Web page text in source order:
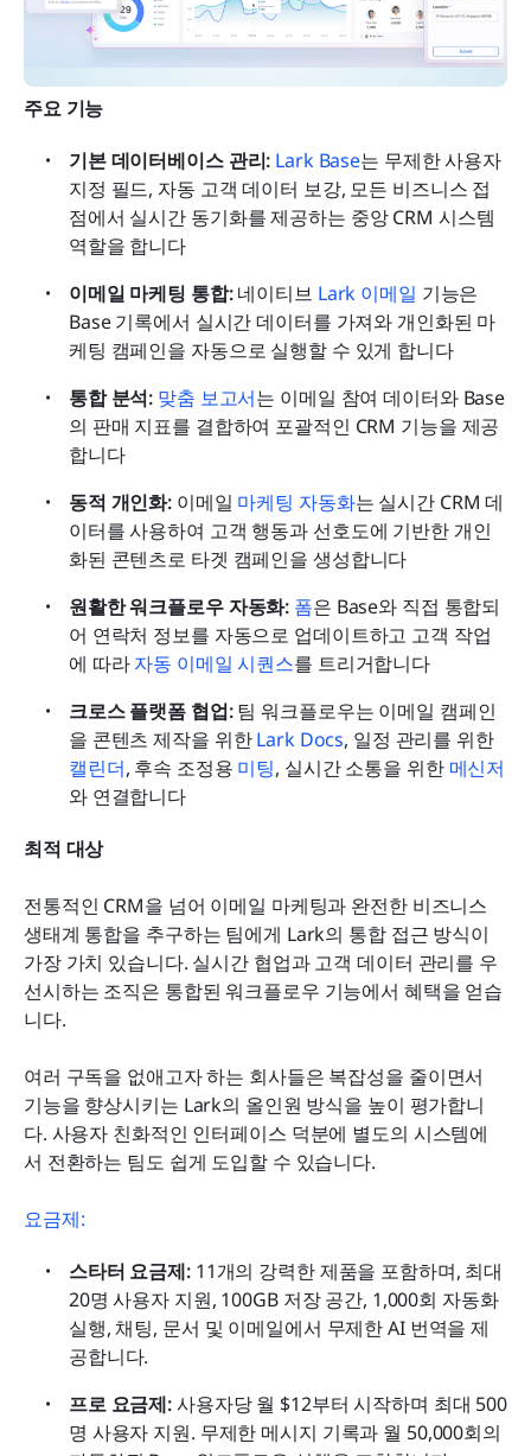
주요 기능
기본 데이터베이스 관리: Lark Base는 무제한 사용자
지정 필드, 자동 고객 데이터 보강, 모든 비즈니스 접
점에서 실시간 동기화를 제공하는 중앙 CRM 시스템
역할을 합니다
이메일 마케팅 통합: 네이티브 Lark 이메일 기능은
Base 기록에서 실시간 데이터를 가져와 개인화된 마
케팅 캠페인을 자동으로 실행할 수 있게 합니다
통합 분석: 맞춤 보고서는 이메일 참여 데이터와 Base
의 판매 지표를 결합하여 포괄적인 CRM 기능을 제공
합니다
동적 개인화: 이메일 마케팅 자동화는 실시간 CRM 데
이터를 사용하여 고객 행동과 선호도에 기반한 개인
화된 콘텐츠로 타겟 캠페인을 생성합니다
원활한 워크플로우 자동화: 폼은 Base와 직접 통합되
어 연락처 정보를 자동으로 업데이트하고 고객 작업
에 따라 자동 이메일 시퀀스를 트리거합니다
크로스 플랫폼 협업: 팀 워크플로우는 이메일 캠페인
을 콘텐츠 제작을 위한 Lark Docs
, 일정 관리를 위한
캘린더, 후속 조정용 미팅, 실시간 소통을 위한 메신저
와 연결합니다
최적 대상
전통적인 CRM을 넘어 이메일 마케팅과 완전한 비즈니스
생태계 통합을 추구하는 팀에게 Lark의 통합 접근 방식이
가장 가치 있습니다. 실시간 협업과 고객 데이터 관리를 우
선시하는 조직은 통합된 워크플로우 기능에서 혜택을 얻습
니다.
여러 구독을 없애고자 하는 회사들은 복잡성을 줄이면서
기능을 향상시키는 Lark의 올인원 방식을 높이 평가합니
다. 사용자 친화적인 인터페이스 덕분에 별도의 시스템에
서 전환하는 팀도 쉽게 도입할 수 있습니다.
요금제:
스타터 요금제: 11개의 강력한 제품을 포함하며, 최대
20명 사용자 지원, 100GB 저장 공간, 1,000회 자동화
실행, 채팅, 문서 및 이메일에서 무제한 AI 번역을 제
공합니다.
프로 요금제: 사용자당 월 $12부터 시작하며 최대 500
명 사용자 지원. 무제한 메시지 기록과 월 50,000회의